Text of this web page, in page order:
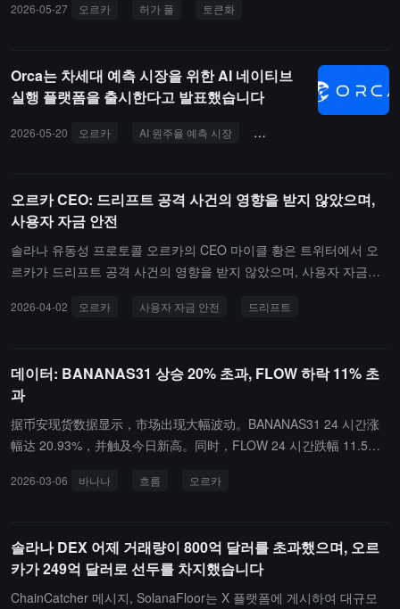
큰화 회사 스트리맥스(Streamex)로, 그들의 금 연동 증권 GLDY가 해
적격 투자자만 관련 토큰을 사고팔고 보유할 수 있다고 밝혔습니다.
발행자는 입장 규칙을 사용자 정의할 수 있으며, 체인 상 시스템이 이
에서 운영되며, 인터페이스는 자산이 제한되는지와 사용자가 거래 자
2026-05-27 오르카 허가 풀 토큰화
Orca는 차세대 예측 시장을 위한 AI 네이티브
실행 플랫폼을 출시한다고 발표했습니다
2026-05-20 오르카 AI 원주율 예측 시장 에이전틱 실행
오르카 CEO: 드리프트 공격 사건의 영향을 받지 않았으며,
사용자 자금 안전
솔라나 유동성 프로토콜 오르카의 CEO 마이클 황은 트위터에서 오
르카가 드리프트 공격 사건의 영향을 받지 않았으며, 사용자 자금이
검토를 통과했으며, 운영 안전(Opsec) 조치도 최근 외부 보안 컨설턴
2026-04-02 오르카 사용자 자금 안전 드리프트
데이터: BANANAS31 상승 20% 초과, FLOW 하락 11% 초
과
据币安现货数据显示，市场出现大幅波动。BANANAS31 24 시간涨
幅达 20.93%，并触及今日新高。同时，FLOW 24 시간跌幅 11.5
落"状态。ENA 和 KMNO 也分别触及今日新低，跌幅为 5.53% 和 1
2026-03-06 바나나 흐름 오르카
솔라나 DEX 어제 거래량이 800억 달러를 초과했으며, 오르
카가 249억 달러로 선두를 차지했습니다
ChainCatcher 메시지, SolanaFloor는 X 플랫폼에 게시하여 대규모